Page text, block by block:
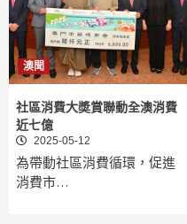
澳聞
社區消費大奬賞聯動全澳消費
近七億
2025-05-12
為帶動社區消費循環，促進
消費市…